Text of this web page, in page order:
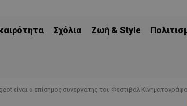
Σχόλια Ζωή & Style
είναι ο επίσημος συνεργάτης του Φεστιβάλ